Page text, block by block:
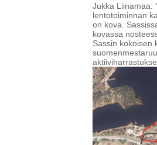
Jukka Liinamaa:
lentotoiminnan
on kova.
kovassa
Sassin kokoisen